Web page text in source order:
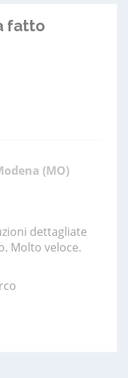
fatto
(MO)
dettagliate
Molto veloce.